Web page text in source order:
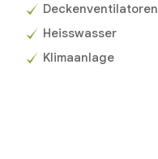
Deckenventilatoren
Heisswasser
Klimaanlage